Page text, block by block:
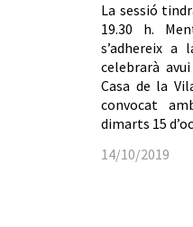
La sessió
19.30 h.
s’adhereix a
celebrarà
Casa de la
convocat
dimarts 15
14/10/2019